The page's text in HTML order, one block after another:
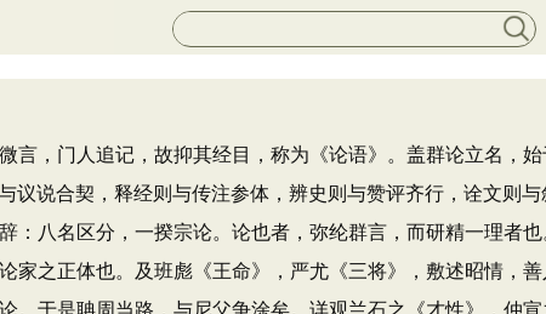
，门人追记，故抑其经目，称为《论语》。盖群论立名，始
议说合契，释经则与传注参体，辨史则与赞评齐行，诠文则
八名区分，一揆宗论。论也者，弥纶群言，而研精一理者
之正体也。及班彪《王命》，严尤《三将》，敷述昭情，
于是聃周当路，与尼父争涂矣。详观兰石之《才性》，仲